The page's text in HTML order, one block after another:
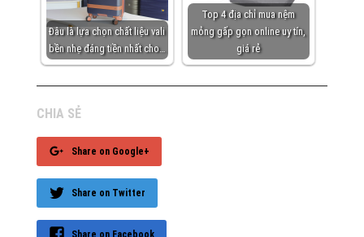
Đâu là lựa chọn chất liệu vali
bền nhẹ đáng tiền nhất cho…
Top 4 địa chỉ mua nệm
mỏng gấp gọn online uy tín,
giá rẻ
CHIA SẺ
Share on Google+
Share on Twitter